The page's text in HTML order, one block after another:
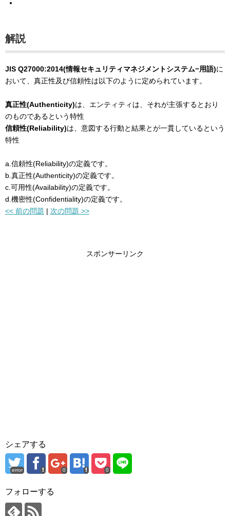
解説
JIS Q27000:2014(情報セキュリティマネジメントシステム−用語)に
おいて、真正性及び信頼性は以下のように定められています。
真正性(Authenticity)は、エンティティは、それが主張するとおり
のものであるという特性
信頼性(Reliability)は、意図する行動と結果とが一貫しているという
特性
a.信頼性(Reliability)の定義です。
b.真正性(Authenticity)の定義です。
c.可用性(Availability)の定義です。
d.機密性(Confidentiality)の定義です。
<< 前の問題 | 次の問題 >>
スポンサーリンク
シェアする
error 0 0
フォローする